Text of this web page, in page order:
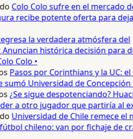
Colo Colo sufre en el mercado
recibe potente oferta para
la verdadera atmósfera del
histórica decisión para
Colo •
Pasos por Corinthians y la UC:
Universidad de Concepción
¿Se sigue despotenciando?
a otro jugador que partiría al
Universidad de Chile remece el
chileno: van por fichaje de